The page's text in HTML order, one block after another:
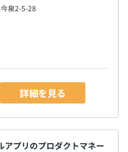
泉2-5-28
詳細を見る
アプリのプロダクトマネー